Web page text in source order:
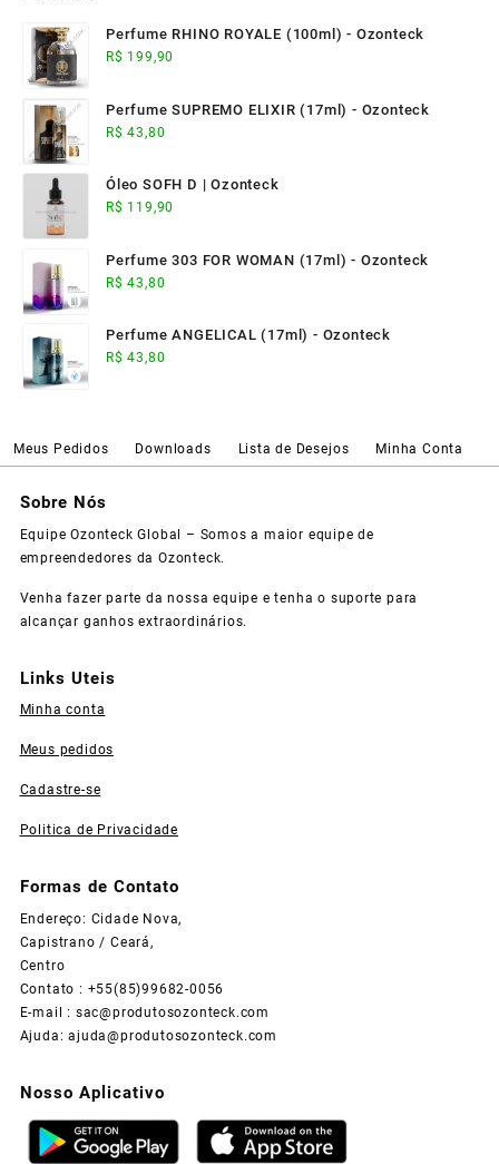
Perfume RHINO ROYALE (100ml) - Ozonteck
R$ 199,90
Perfume SUPREMO ELIXIR (17ml) - Ozonteck
R$ 43,80
Óleo SOFH D | Ozonteck
R$ 119,90
Perfume 303 FOR WOMAN (17ml) - Ozonteck
R$ 43,80
Perfume ANGELICAL (17ml) - Ozonteck
R$ 43,80
Meus Pedidos Downloads Lista de Desejos Minha Conta
Sobre Nós
Equipe Ozonteck Global – Somos a maior equipe de
empreendedores da Ozonteck.
Venha fazer parte da nossa equipe e tenha o suporte para
alcançar ganhos extraordinários.
Links Uteis
Minha conta
Meus pedidos
Cadastre-se
Politica de Privacidade
Formas de Contato
Endereço: Cidade Nova,
Capistrano / Ceará,
Centro
Contato : +55(85)99682-0056
E-mail : sac@produtosozonteck.com
Ajuda:ajuda@produtosozonteck.com
Nosso Aplicativo